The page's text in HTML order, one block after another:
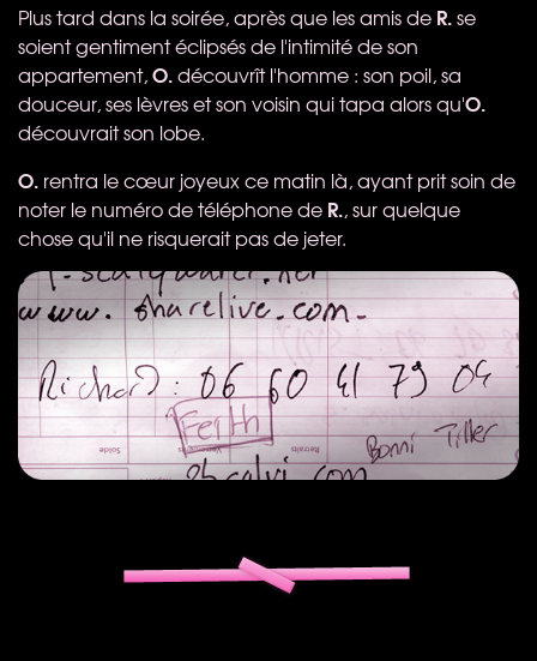
Plus tard dans la soirée, après que les amis de R.se
soient gentiment éclipsés de l'intimité de son
appartement,O.découvrît l'homme : son poil, sa
douceur, ses lèvres et son voisin qui tapa alors qu'O.
découvrait son lobe.
O. rentra le cœur joyeux ce matin là, ayant prit soin de
noter le numéro de téléphone de R., sur quelque
chose qu'il ne risquerait pas de jeter.